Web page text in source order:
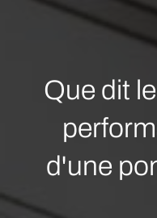
Que dit
d'une